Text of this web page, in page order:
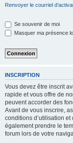
Renvoyer le courriel
Se souvenir de moi
Masquer ma présence
INSCRIPTION
Vous devez être inscrit
rapide et vous offre de
peuvent accorder des
Avant de vous inscrire,
conditions d’utilisation
également prendre le
forum lors de votre